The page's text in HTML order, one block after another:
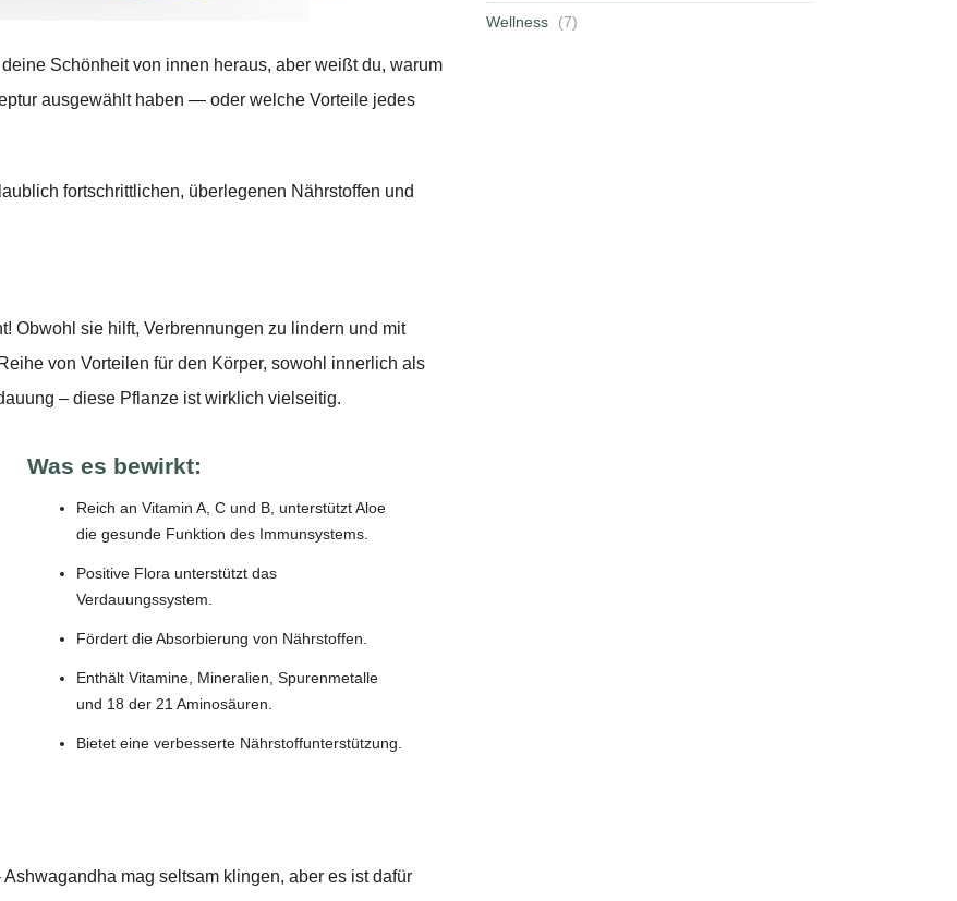
Schönheit von innen heraus, aber weißt du, warum
ausgewählt haben — oder welche Vorteile jedes
fortschrittlichen, überlegenen Nährstoffen und
Obwohl sie hilft, Verbrennungen zu lindern und mit
von Vorteilen für den Körper, sowohl innerlich als
– diese Pflanze ist wirklich vielseitig.
Was es bewirkt:
Reich an Vitamin A, C und B, unterstützt Aloe
die gesunde Funktion des Immunsystems.
Positive Flora unterstützt das
Verdauungssystem.
Fördert die Absorbierung von Nährstoffen.
Enthält Vitamine, Mineralien, Spurenmetalle
und 18 der 21 Aminosäuren.
Bietet eine verbesserte Nährstoffunterstützung.
mag seltsam klingen, aber es ist dafür
Wellness (7)